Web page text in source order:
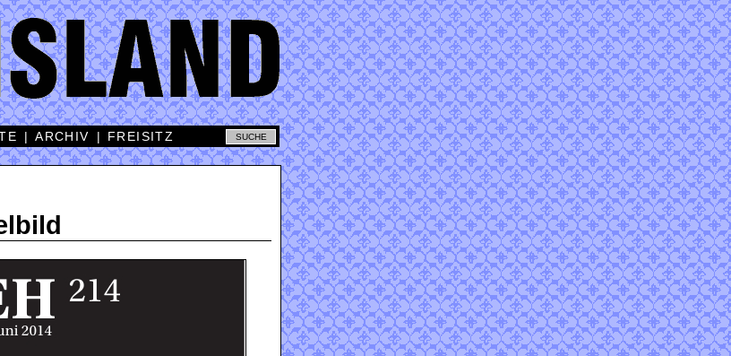
|ARCHIV | FREISITZ